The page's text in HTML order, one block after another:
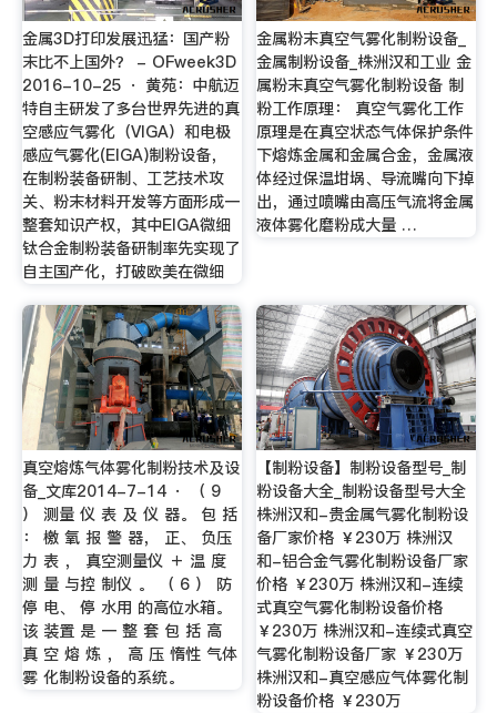
金属3D打印发展迅猛：国产粉
末比不上国外？ - OFweek3D
2016-10-25 · 黄苑：中航迈
特自主研发了多台世界先进的真
空感应气雾化（VIGA）和电极
感应气雾化(EIGA)制粉设备，
在制粉装备研制、工艺技术攻
关、粉末材料开发等方面形成一
整套知识产权，其中EIGA微细
钛合金制粉装备研制率先实现了
自主国产化，打破欧美在微细
金属粉末真空气雾化制粉设备_
金属制粉设备_株洲汉和工业 金
属粉末真空气雾化制粉设备 制
粉工作原理： 真空气雾化工作
原理是在真空状态气体保护条件
下熔炼金属和金属合金，金属液
体经过保温坩埚、导流嘴向下掉
出，通过喷嘴由高压气流将金属
液体雾化磨粉成大量 …
真空熔炼气体雾化制粉技术及设
备_文库2014-7-14 · （ 9
） 测量 仪 表 及 仪 器。 包 括
： 檄 氧 报 警 器， 正、 负压
力 表 ， 真空测量仪 ＋ 温 度
测 量 与控 制仪 。 （ 6 ） 防
停 电、 停 水用 的高位水箱。
该 装置 是 一 整 套 包 括 高
真 空 熔 炼 ， 高 压 惰性 气体
雾 化制粉设备的系统。
【制粉设备】制粉设备型号_制
粉设备大全_制粉设备型号大全
株洲汉和-贵金属气雾化制粉设
备厂家价格 ￥230万 株洲汉
和-铝合金气雾化制粉设备厂家
价格 ￥230万 株洲汉和-连续
式真空气雾化制粉设备价格
￥230万 株洲汉和-连续式真空
气雾化制粉设备厂家 ￥230万
株洲汉和-真空感应气体雾化制
粉设备价格 ￥230万